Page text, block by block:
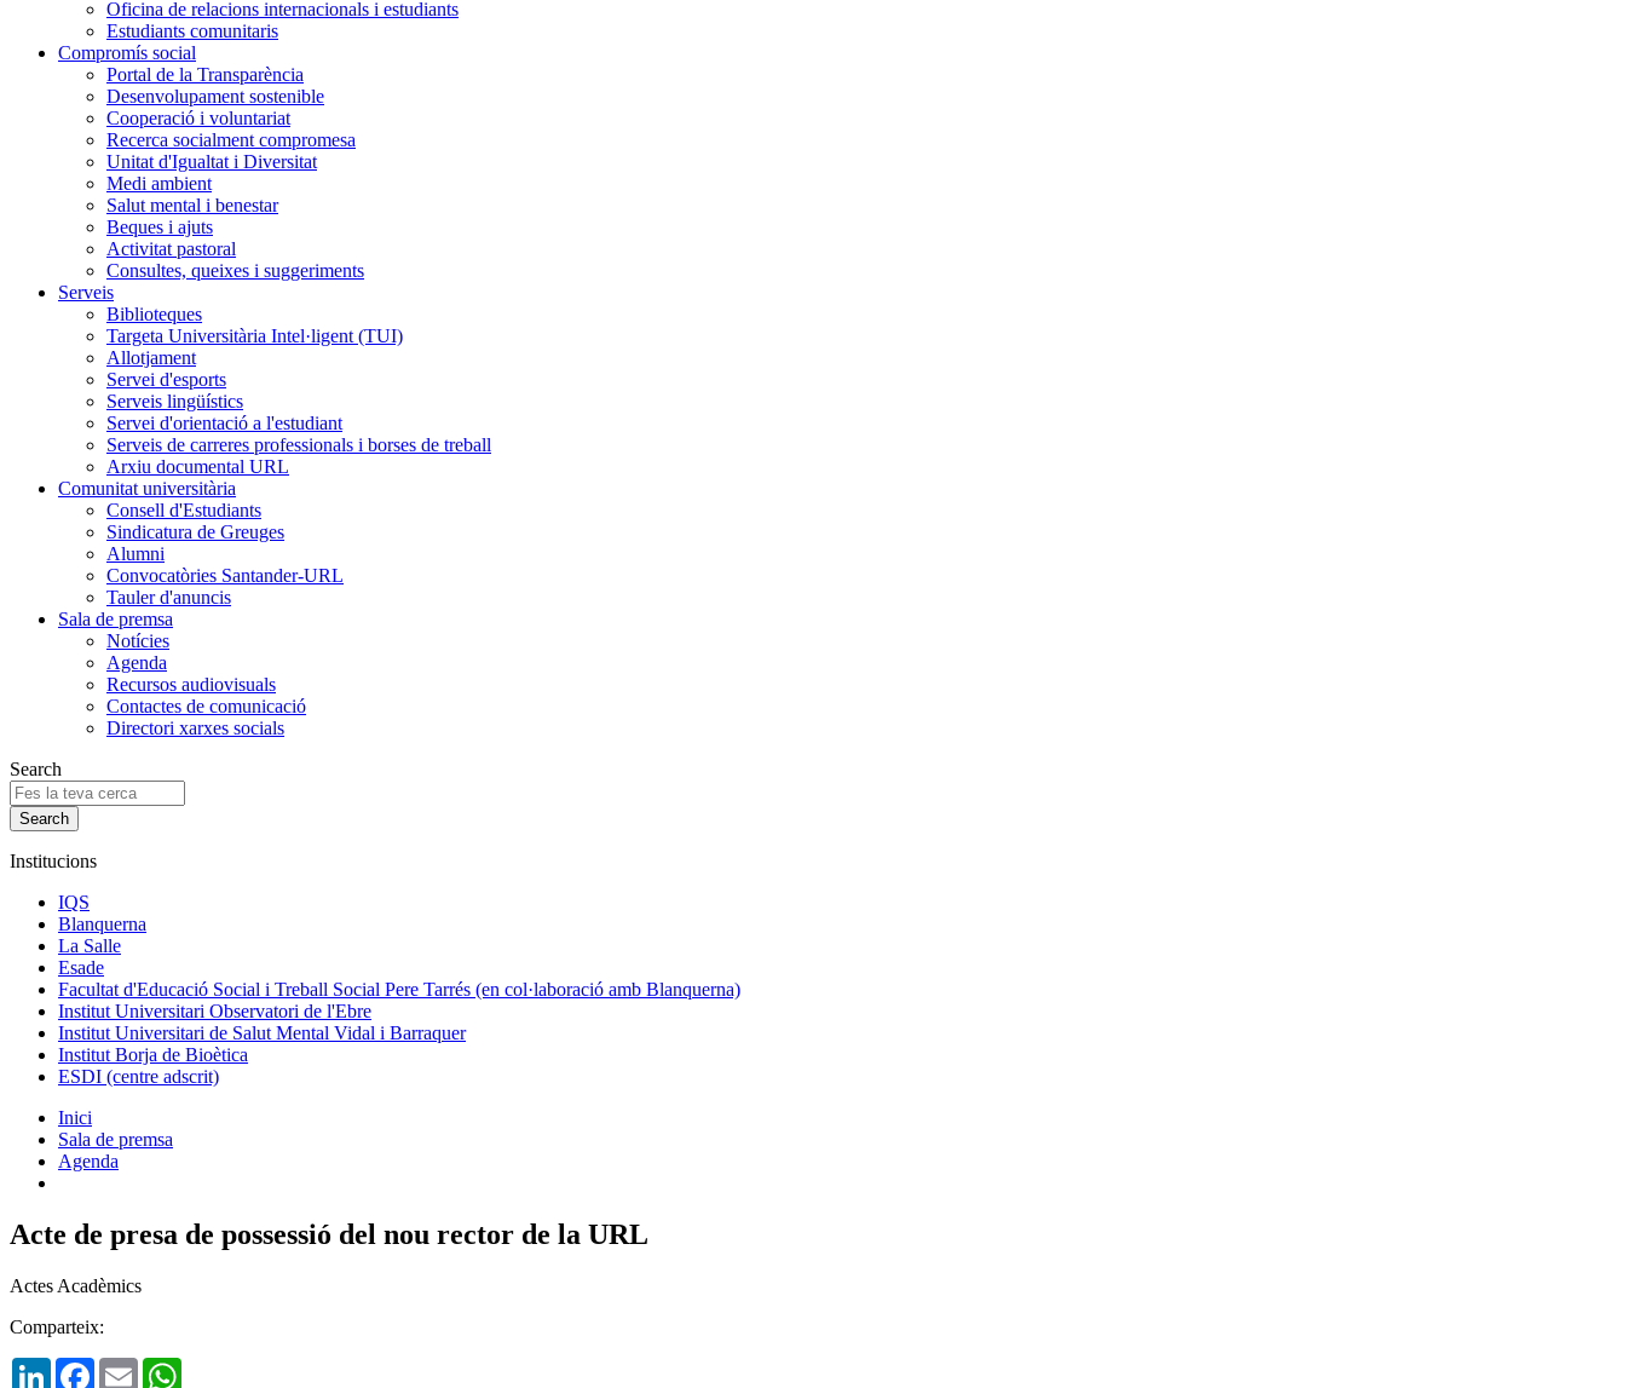
Oficina de relacions internacionals i estudiants
Estudiants comunitaris
Compromís social
Portal de la Transparència
Desenvolupament sostenible
Cooperació i voluntariat
Recerca socialment compromesa
Unitat d'Igualtat i Diversitat
Medi ambient
Salut mental i benestar
Beques i ajuts
Activitat pastoral
Consultes, queixes i suggeriments
Serveis
Biblioteques
Targeta Universitària Intel·ligent (TUI)
Allotjament
Servei d'esports
Serveis lingüístics
Servei d'orientació a l'estudiant
Serveis de carreres professionals i borses de treball
Arxiu documental URL
Comunitat universitària
Consell d'Estudiants
Sindicatura de Greuges
Alumni
Convocatòries Santander-URL
Tauler d'anuncis
Sala de premsa
Notícies
Agenda
Recursos audiovisuals
Contactes de comunicació
Directori xarxes socials
Search
Institucions
IQS
Blanquerna
La Salle
Esade
Facultat d'Educació Social i Treball Social Pere Tarrés (en col·laboració amb Blanquerna)
Institut Universitari Observatori de l'Ebre
Institut Universitari de Salut Mental Vidal i Barraquer
Institut Borja de Bioètica
ESDI (centre adscrit)
Inici
Sala de premsa
Agenda
Acte de presa de possessió del nou rector de la URL
Actes Acadèmics
Comparteix:
LinkedInFacebook
Email